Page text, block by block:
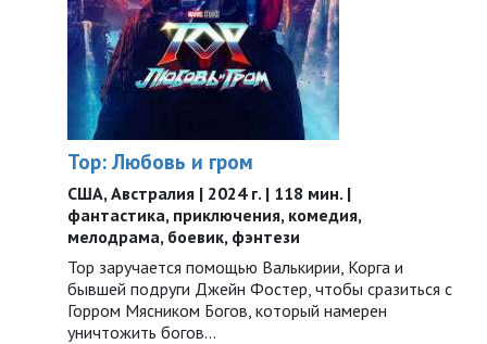
Тор: Любовь и гром
США, Австралия | 2024 г. | 118 мин. |
фантастика, приключения, комедия,
мелодрама, боевик, фэнтези
Тор заручается помощью Валькирии, Корга и
бывшей подруги Джейн Фостер, чтобы сразиться с
Горром Мясником Богов, который намерен
уничтожить богов…